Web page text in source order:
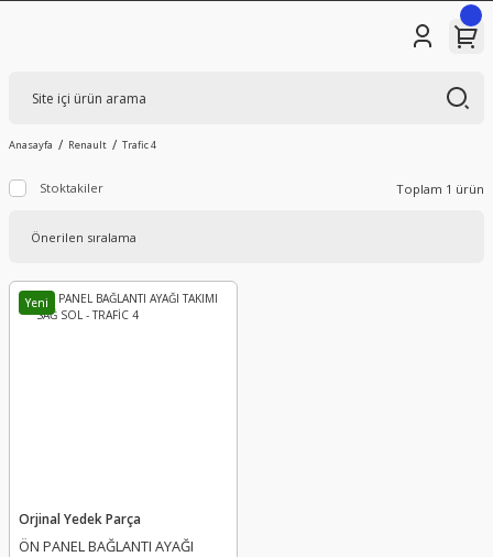
Anasayfa Renault Trafic 4
Stoktakiler Toplam 1 ürün
Yeni
Orjinal Yedek Parça
ÖN PANEL BAĞLANTI AYAĞI